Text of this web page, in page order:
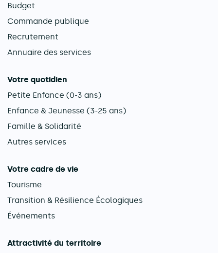
Budget
Commande publique
Recrutement
Annuaire des services
Votre quotidien
Petite Enfance (0-3 ans)
Enfance & Jeunesse (3-25 ans)
Famille & Solidarité
Autres services
Votre cadre de vie
Tourisme
Transition & Résilience Écologiques
Événements
Attractivité du territoire